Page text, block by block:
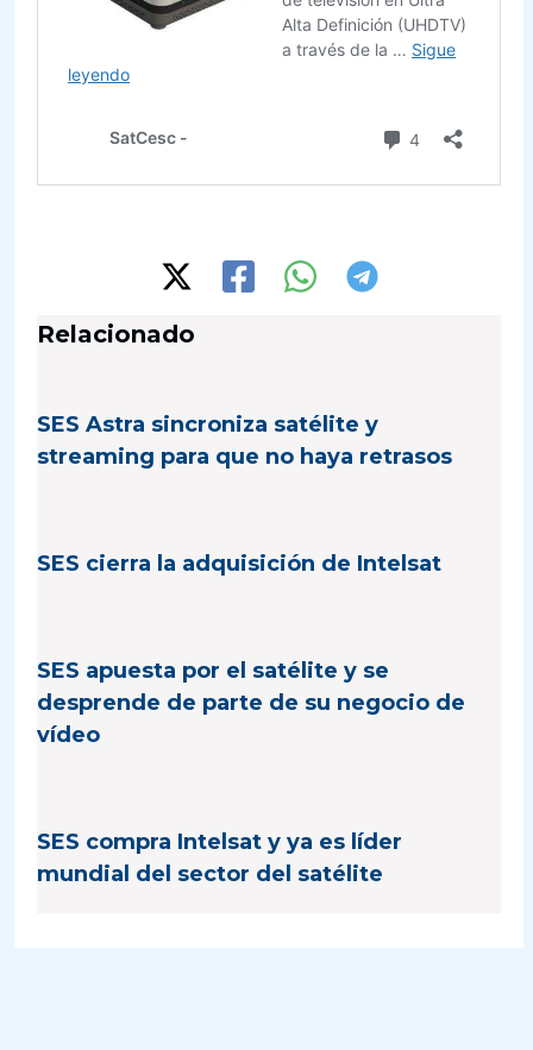
Relacionado
SES Astra sincroniza satélite y
streaming para que no haya retrasos
SES cierra la adquisición de Intelsat
SES apuesta por el satélite y se
desprende de parte de su negocio de
vídeo
SES compra Intelsat y ya es líder
mundial del sector del satélite